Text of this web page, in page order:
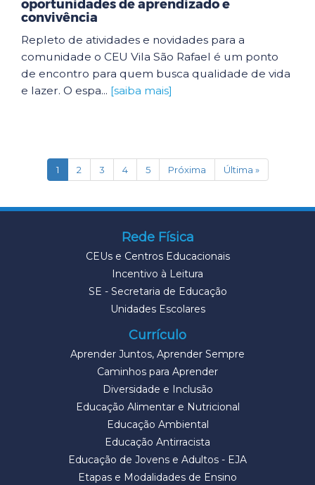
oportunidades de aprendizado e
convivência
Repleto de atividades e novidades para a
comunidade o CEU Vila São Rafael é um ponto
de encontro para quem busca qualidade de vida
e lazer. O espa... [saiba mais]
1(current)
2 3 4 5 Próxima Última »
Rede Física
CEUs e Centros Educacionais
Incentivo à Leitura
SE - Secretaria de Educação
Unidades Escolares
Currículo
Aprender Juntos, Aprender Sempre
Caminhos para Aprender
Diversidade e Inclusão
Educação Alimentar e Nutricional
Educação Ambiental
Educação Antirracista
Educação de Jovens e Adultos - EJA
Etapas e Modalidades de Ensino